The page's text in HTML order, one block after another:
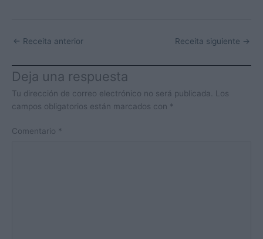
← Receita anterior Receita siguiente →
Deja una respuesta
Tu dirección de correo electrónico no será publicada.
Los
campos obligatorios están marcados con *
Comentario *